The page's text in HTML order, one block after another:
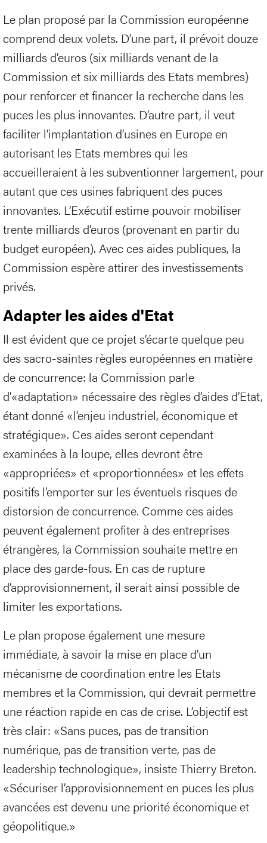
Le plan proposé par la Commission européenne
comprend deux volets. D’une part, il prévoit douze
milliards d’euros (six milliards venant de la
Commission et six milliards des Etats membres)
pour renforcer et financer la recherche dans les
puces les plus innovantes. D’autre part, il veut
faciliter l’implantation d’usines en Europe en
autorisant les Etats membres qui les
accueilleraient à les subventionner largement, pour
autant que ces usines fabriquent des puces
innovantes. L’Exécutif estime pouvoir mobiliser
trente milliards d’euros (provenant en partir du
budget européen). Avec ces aides publiques, la
Commission espère attirer des investissements
privés.
Adapter les aides d'Etat
Il est évident que ce projet s’écarte quelque peu
des sacro-saintes règles européennes en matière
de concurrence: la Commission parle
d’«adaptation» nécessaire des règles d’aides d’Etat,
étant donné «l’enjeu industriel, économique et
stratégique». Ces aides seront cependant
examinées à la loupe, elles devront être
«appropriées» et «proportionnées» et les effets
positifs l’emporter sur les éventuels risques de
distorsion de concurrence. Comme ces aides
peuvent également profiter à des entreprises
étrangères, la Commission souhaite mettre en
place des garde-fous. En cas de rupture
d’approvisionnement, il serait ainsi possible de
limiter les exportations.
Le plan propose également une mesure
immédiate, à savoir la mise en place d’un
mécanisme de coordination entre les Etats
membres et la Commission, qui devrait permettre
une réaction rapide en cas de crise. L’objectif est
très clair: «Sans puces, pas de transition
numérique, pas de transition verte, pas de
leadership technologique», insiste Thierry Breton.
«Sécuriser l’approvisionnement en puces les plus
avancées est devenu une priorité économique et
géopolitique.»